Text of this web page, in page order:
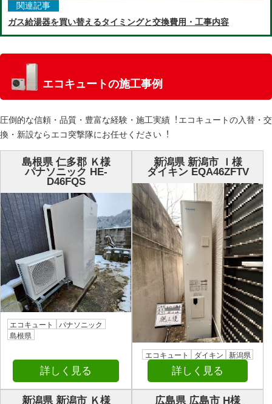
関連記事
ガス給湯器を買い替えるタイミングと交換費用・工事内容
エコキュートの施工事例
圧倒的な信頼・品質・豊富な経験・施⼯実績︕エコキュートの⼊替・交
換・新設ならエコ突撃隊にお任せください︕
島根県 仁多郡 Ｋ様
パナソニック HE-
D46FQS
エコキュート
パナソニック
島根県
詳しく見る
新潟県 新潟市 Ｉ様
ダイキン EQA46ZFTV
エコキュート ダイキン 新潟県
詳しく見る
新潟県 新潟市 Ｋ様
広島県 広島市 H様